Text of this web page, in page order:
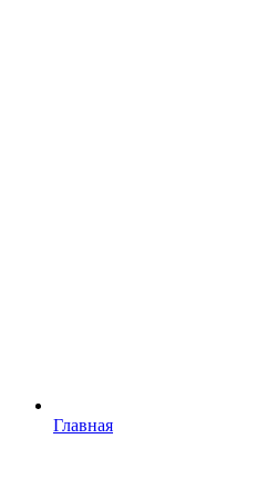
Главная